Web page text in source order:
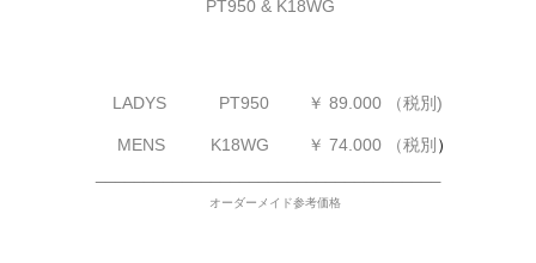
PT950 & K18WG
LADYS PT950 ￥ 89.000 （税別)
MENS K18WG ￥ 74.000 （税別 ）
オーダーメイド参考価格